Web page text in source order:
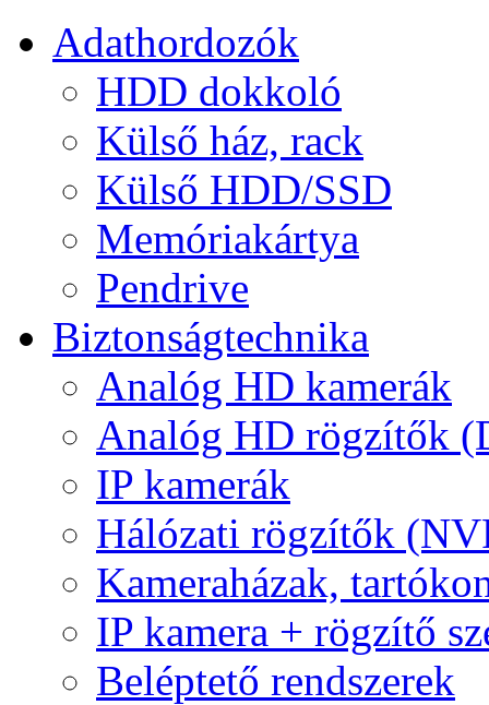
Adathordozók
HDD dokkoló
Külső ház, rack
Külső HDD/SSD
Memóriakártya
Pendrive
Biztonságtechnika
Analóg HD kamerák
Analóg HD rögzítők
IP kamerák
Hálózati rögzítők
Kameraházak,
IP kamera + rögzítő
Beléptető rendszerek